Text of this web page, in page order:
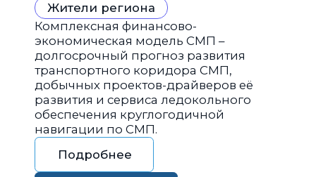
Жители региона
Комплексная финансово-
экономическая модель СМП –
долгосрочный прогноз развития
транспортного коридора СМП,
добычных проектов-драйверов её
развития и сервиса ледокольного
обеспечения круглогодичной
навигации по СМП.
Подробнее